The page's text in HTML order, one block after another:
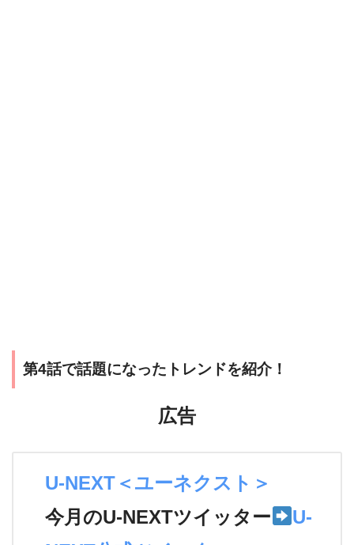
第4話で話題になったトレンドを紹介！
広告
U-NEXT＜ユーネクスト＞
今月のU-NEXTツイッター
U-